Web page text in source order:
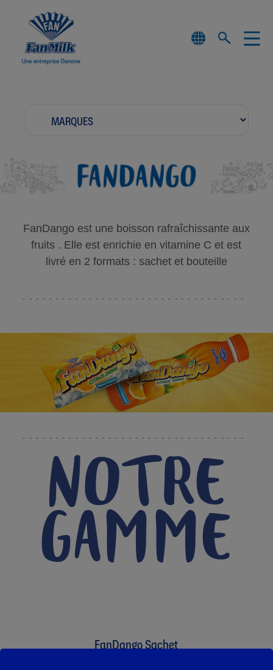
FanDango est une boisson rafraîchissante aux
fruits . Elle est enrichie en vitamine C et est
livré en 2 formats : sachet et bouteille
NOTRE
GAMME
FanDango Sachet